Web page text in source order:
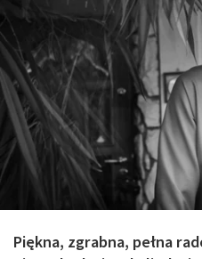
Piękna, zgrabna, pełna